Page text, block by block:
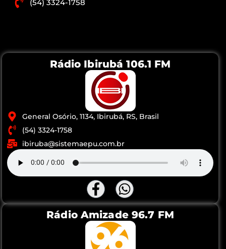
(54) 3324-1758
Rádio Ibirubá 106.1 FM
General Osório, 1134, Ibirubá, RS, Brasil
(54) 3324-1758
ibiruba@sistemaepu.com.br
Rádio Amizade 96.7 FM